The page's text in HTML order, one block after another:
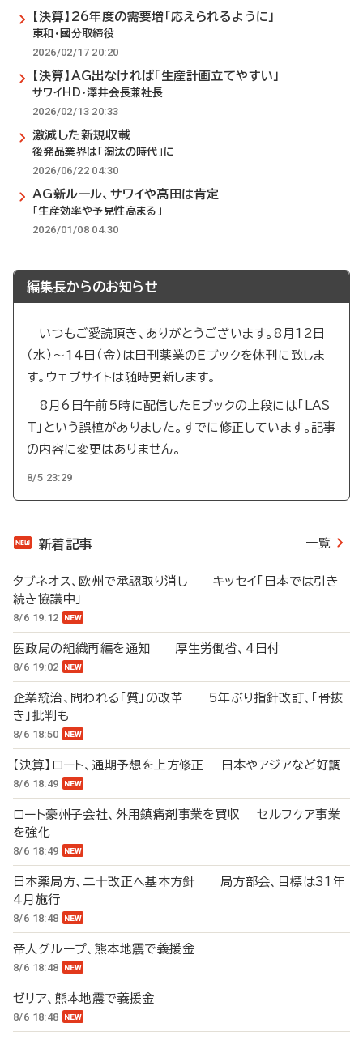
【決算】26年度の需要増「応えられるように」
東和・國分取締役
2026/02/17 20:20
【決算】AG出なければ「生産計画立てやすい」
サワイHD・澤井会長兼社長
2026/02/13 20:33
激減した新規収載
後発品業界は「淘汰の時代」に
2026/06/22 04:30
AG新ルール、サワイや高田は肯定
「生産効率や予見性高まる」
2026/01/08 04:30
編集長からのお知らせ
いつもご愛読頂き、ありがとうございます。8月12日
（水）～14日（金）は日刊薬業のEブックを休刊に致しま
す。ウェブサイトは随時更新します。
8月6日午前5時に配信したEブックの上段には「LAS
T」という誤植がありました。すでに修正しています。記事
の内容に変更はありません。
8/5 23:29
新着記事 一覧
タブネオス、欧州で承認取り消し キッセイ「日本では引き
続き協議中」
8/6 19:12
医政局の組織再編を通知 厚生労働省、4日付
8/6 19:02
企業統治、問われる「質」の改革 5年ぶり指針改訂、「骨抜
き」批判も
8/6 18:50
【決算】ロート、通期予想を上方修正 日本やアジアなど好調
8/6 18:49
ロート豪州子会社、外用鎮痛剤事業を買収 セルフケア事業
を強化
8/6 18:49
日本薬局方、二十改正へ基本方針 局方部会、目標は31年
4月施行
8/6 18:48
帝人グループ、熊本地震で義援金
8/6 18:48
ゼリア、熊本地震で義援金
8/6 18:48